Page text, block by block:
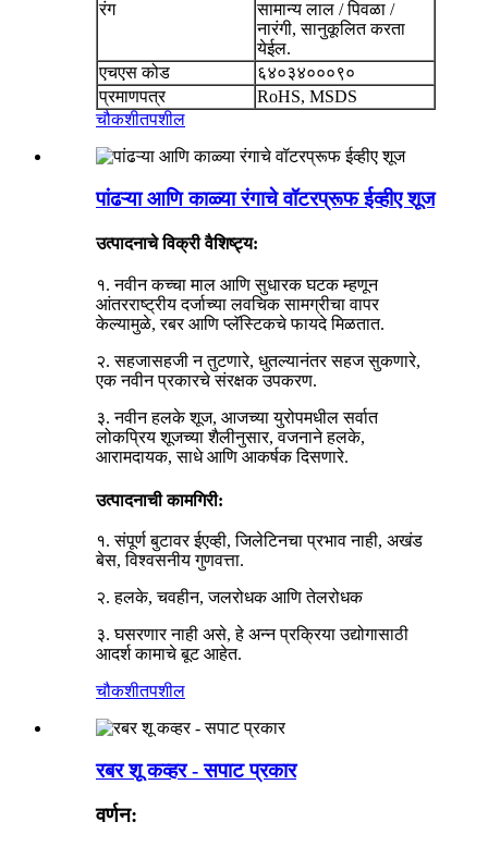
रंग
सामान्य लाल / पिवळा /
नारंगी, सानुकूलित करता
येईल.
एचएस कोड
६४०३४०००९०
प्रमाणपत्र
RoHS, MSDS
चौकशीतपशील
पांढऱ्या आणि काळ्या रंगाचे वॉटरप्रूफ ईव्हीए शूज
उत्पादनाचे विक्री वैशिष्ट्य:
१. नवीन कच्चा माल आणि सुधारक घटक म्हणून
आंतरराष्ट्रीय दर्जाच्या लवचिक सामग्रीचा वापर
केल्यामुळे, रबर आणि प्लॅस्टिकचे फायदे मिळतात.
२. सहजासहजी न तुटणारे, धुतल्यानंतर सहज सुकणारे,
एक नवीन प्रकारचे संरक्षक उपकरण.
३. नवीन हलके शूज, आजच्या युरोपमधील सर्वात
लोकप्रिय शूजच्या शैलीनुसार, वजनाने हलके,
आरामदायक, साधे आणि आकर्षक दिसणारे.
उत्पादनाची कामगिरी:
१. संपूर्ण बुटावर ईएव्ही, जिलेटिनचा प्रभाव नाही, अखंड
बेस, विश्वसनीय गुणवत्ता.
२. हलके, चवहीन, जलरोधक आणि तेलरोधक
३. घसरणार नाही असे, हे अन्न प्रक्रिया उद्योगासाठी
आदर्श कामाचे बूट आहेत.
चौकशीतपशील
रबर शू कव्हर - सपाट प्रकार
वर्णन: